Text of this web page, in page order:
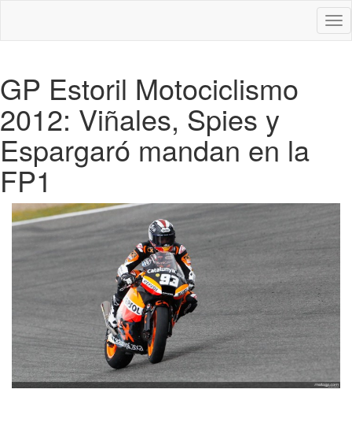
GP Estoril Motociclismo
2012: Viñales, Spies y
Espargaró mandan en la
FP1